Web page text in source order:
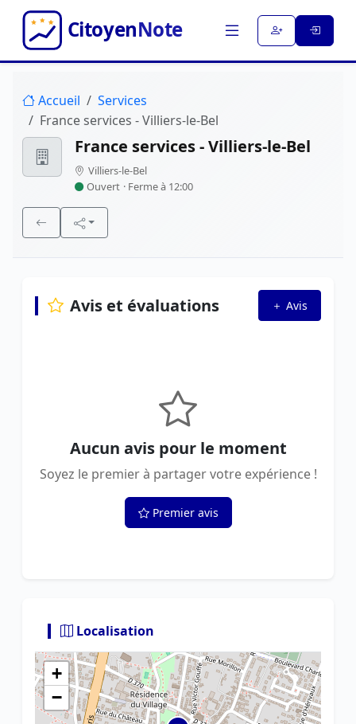
Accueil
Services
France services - Villiers-le-Bel
France services - Villiers-le-Bel
Villiers-le-Bel
Ouvert · Ferme à 12:00
Avis et évaluations Avis
Aucun avis pour le moment
Soyez le premier à partager votre expérience !
Premier avis
Localisation
+
−